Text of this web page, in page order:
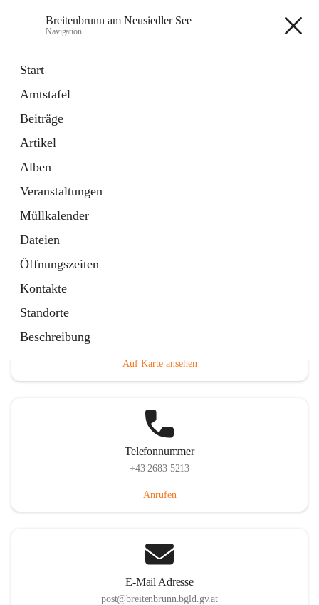
Breitenbrunn am Neusiedler See
Navigation
Start
Amtstafel
Beiträge
Artikel
Alben
Veranstaltungen
Müllkalender
Dateien
Öffnungszeiten
Kontakte
Standorte
Beschreibung
18 Schnellzugriffe
Gemeindeservice
Auf Karte ansehen
Telefonnummer
+43 2683 5213
Anrufen
E-Mail Adresse
post@breitenbrunn.bgld.gv.at